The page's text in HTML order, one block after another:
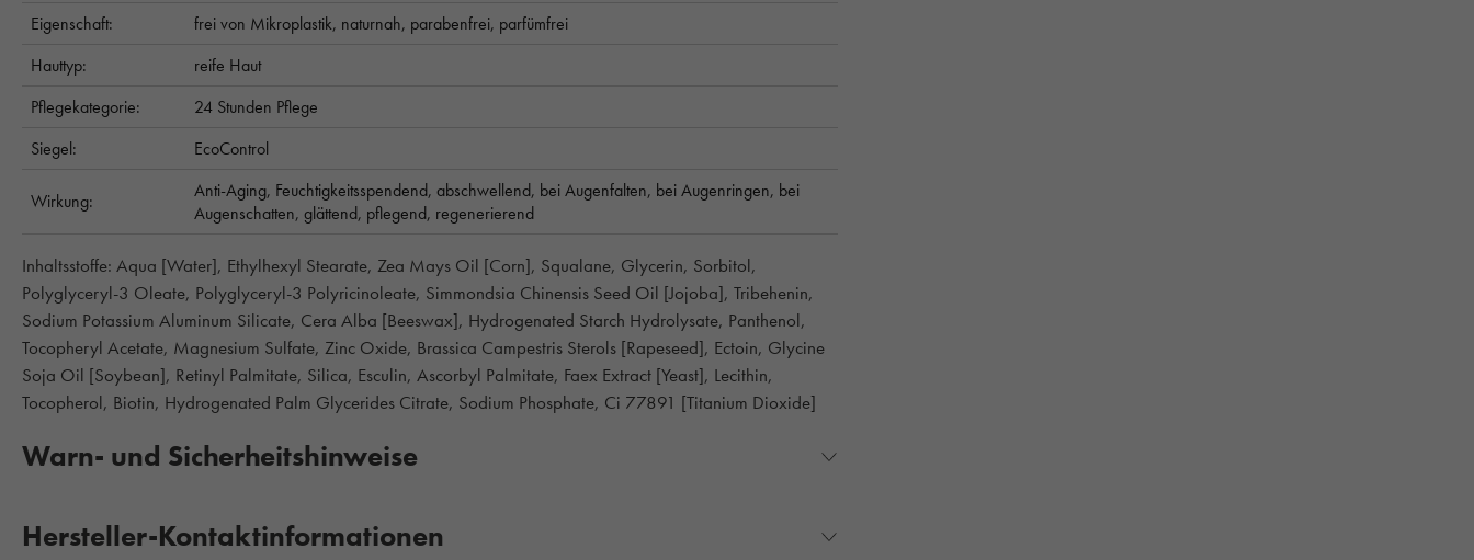
Eigenschaft:
frei von Mikroplastik, naturnah, parabenfrei, parfümfrei
Hauttyp:
reife Haut
Pflegekategorie:
24 Stunden Pflege
Siegel:
EcoControl
Wirkung: Anti-Aging, Feuchtigkeitsspendend, abschwellend, bei Augenfalten, bei Augenringen, bei
Augenschatten, glättend, pflegend, regenerierend
Inhaltsstoffe: Aqua [Water], Ethylhexyl Stearate, Zea Mays Oil [Corn], Squalane, Glycerin, Sorbitol,
Polyglyceryl-3 Oleate, Polyglyceryl-3 Polyricinoleate, Simmondsia Chinensis Seed Oil [Jojoba], Tribehenin,
Sodium Potassium Aluminum Silicate, Cera Alba [Beeswax], Hydrogenated Starch Hydrolysate, Panthenol,
Tocopheryl Acetate, Magnesium Sulfate, Zinc Oxide, Brassica Campestris Sterols [Rapeseed], Ectoin, Glycine
Soja Oil [Soybean], Retinyl Palmitate, Silica, Esculin, Ascorbyl Palmitate, Faex Extract [Yeast], Lecithin,
Tocopherol, Biotin, Hydrogenated Palm Glycerides Citrate, Sodium Phosphate, Ci 77891 [Titanium Dioxide]
Warn- und Sicherheitshinweise
Hersteller-Kontaktinformationen